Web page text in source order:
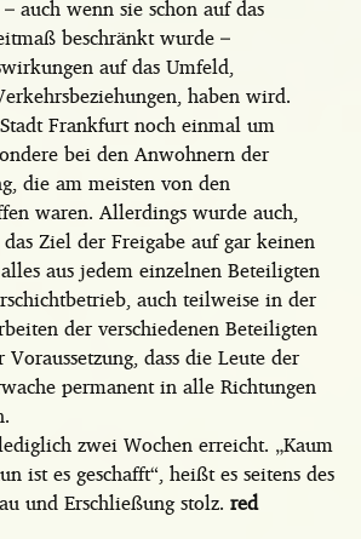
auch wenn sie schon auf das
beschränkt wurde –
auf das Umfeld,
haben wird.
Frankfurt noch einmal um
bei den Anwohnern der
die am meisten von den
waren. Allerdings wurde auch,
Ziel der Freigabe auf gar keinen
aus jedem einzelnen Beteiligten
auch teilweise in der
der verschiedenen Beteiligten
dass die Leute der
permanent in alle Richtungen
zwei Wochen erreicht. „Kaum
ist es geschafft“, heißt es seitens des
und Erschließung stolz.red